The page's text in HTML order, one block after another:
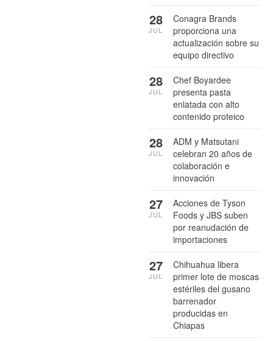
Conagra Brands
proporciona una
actualización sobre su
equipo directivo
28
JUL
Chef Boyardee
presenta pasta
enlatada con alto
contenido proteico
28
JUL
ADM y Matsutani
celebran 20 años de
colaboración e
innovación
28
JUL
Acciones de Tyson
Foods y JBS suben
por reanudación de
importaciones
27
JUL
Chihuahua libera
primer lote de moscas
estériles del gusano
barrenador
producidas en
Chiapas
27
JUL